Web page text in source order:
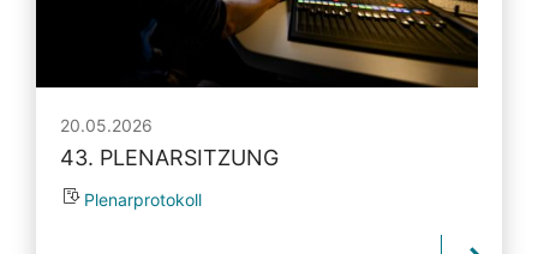
20.05.2026
43. PLENARSITZUNG
Plenarprotokoll